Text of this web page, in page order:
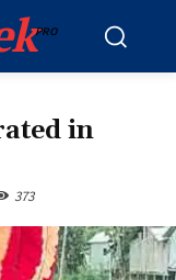
PRO
in
373